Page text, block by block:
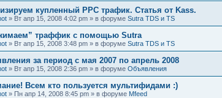
купленный PPC трафик. Статья от Kass.
» Вт апр 15, 2008 4:02 pm » в форуме Sutra TDS и TS
траффик с помощью Sutra
» Вт апр 15, 2008 3:48 pm » в форуме Sutra TDS и TS
за период с мая 2007 по апрель 2008
» Вт апр 15, 2008 2:36 pm » в форуме Объявления
Всем кто пользуется мультифидами :)
» Пн апр 14, 2008 8:45 pm » в форуме Mfeed